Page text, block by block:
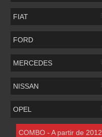
FIAT
FORD
MERCEDES
NISSAN
OPEL
COMBO - A partir de 2012